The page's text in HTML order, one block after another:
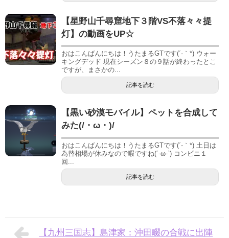
【星野山千尋窟地下３階VS不落々々提
灯】の動画をUP☆
おはこんばんにちは！うたまるGTです(´-｀*) ウォー
キングデッド 現在シーズン８の９話が終わったとこ
ですが、まさかの...
記事を読む
【黒い砂漠モバイル】ペットを合成して
みた(/・ω・)/
おはこんばんにちは！うたまるGTです(´-｀*) 土日は
為替相場が休みなので暇ですね(´-ω-`) コンビニ１
回...
記事を読む
【九州三国志】島津家：沖田畷の合戦に出陣